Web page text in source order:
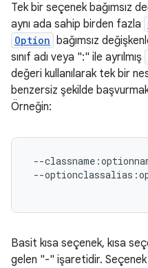
Tek bir seçenek bağımsız
aynı ada sahip birden fazla
Option bağımsız
sınıf adı veya ":" ile ayrılmış
değeri kullanılarak tek bir
benzersiz şekilde
Örneğin:
--
--
Basit kısa seçenek, kısa
gelen "-" işaretidir. Seçenek